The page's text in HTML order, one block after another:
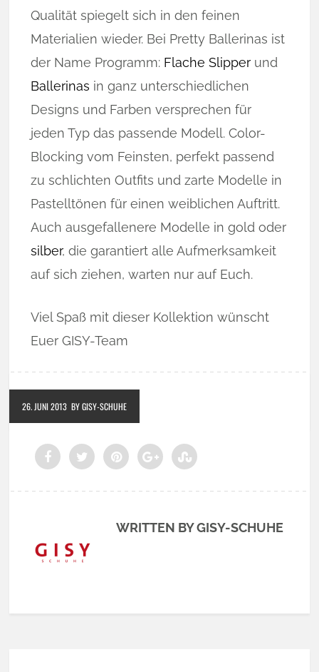
Qualität spiegelt sich in den feinen
Materialien wieder. Bei Pretty Ballerinas ist
der Name Programm: Flache Slipper und
Ballerinas in ganz unterschiedlichen
Designs und Farben versprechen für
jeden Typ das passende Modell. Color-
Blocking vom Feinsten, perfekt passend
zu schlichten Outfits und zarte Modelle in
Pastelltönen für einen weiblichen Auftritt.
Auch ausgefallenere Modelle in gold oder
silber, die garantiert alle Aufmerksamkeit
auf sich ziehen, warten nur auf Euch.
Viel Spaß mit dieser Kollektion wünscht
Euer GISY-Team
26. JUNI 2013 BY GISY-SCHUHE
WRITTEN BY GISY-SCHUHE